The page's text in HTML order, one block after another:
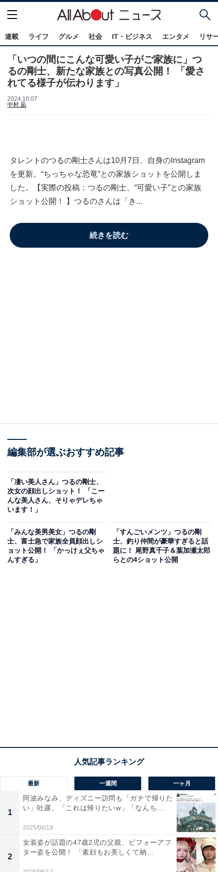
連載 ライフ グルメ 社会 IT・ビジネス エンタメ リサ
「いつの間にこんな可愛い子がご家族に」つ
るの剛士、新たな家族との写真公開！ 「愛さ
れてる様子が伝わります」
2024.10.07
中村 凪
タレントのつるの剛士さんは10月7日、自身のInstagram
を更新。“ちっちゃな恐竜”との家族ショットを公開しま
した。【実際の投稿：つるの剛士、“可愛い子”との家族
ショット公開！ 】つるのさんは「き...
続きを読む
編集部が選ぶおすすめ記事
「凄い美人さん」つるの剛士、
次女の顔出しショット！ 「こー
んな美人さん、そりゃデレちゃ
います！」
「みんな美男美女」つるの剛
士、富士急で家族全員顔出しシ
ョット公開！ 「かっけぇ父ちゃ
んすぎる」
「すんごいメンツ」つるの剛
士、釣り仲間が豪華すぎると話
題に！ 尾野真千子＆葉加瀬太郎
らとの4ショット公開
最新 一週間 一ヶ月
1
阿波みなみ、ディズニー訪問も「ガチで帰りた
い」吐露。「これは帰りたいw」「なんち...
2025/06/19
2
女装姿が話題の47歳2児の父親、ビフォーアフ
ター姿を公開！ 「素顔もお美しくて納...